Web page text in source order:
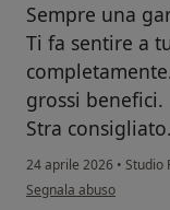
Sempre una
Ti fa sentire a
grossi benefici.
Stra consigliato.
24 aprile 2026 • Studio
secondo l'opinione
Segnala abuso